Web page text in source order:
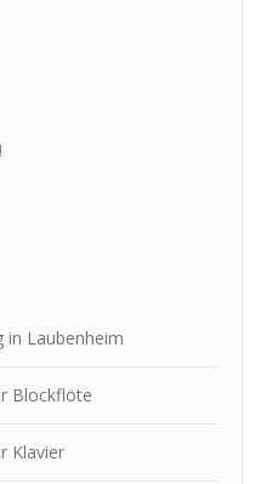
in Laubenheim
Blockflöte
Klavier